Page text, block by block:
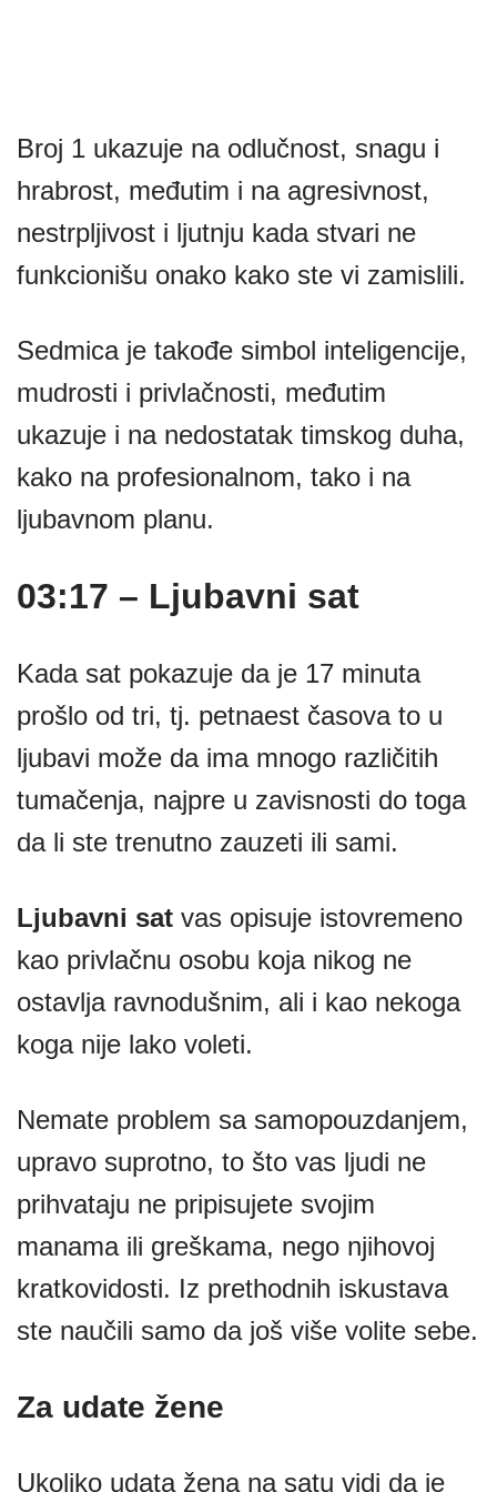
Broj 1 ukazuje na odlučnost, snagu i
hrabrost, međutim i na agresivnost,
nestrpljivost i ljutnju kada stvari ne
funkcionišu onako kako ste vi zamislili.
Sedmica je takođe simbol inteligencije,
mudrosti i privlačnosti, međutim
ukazuje i na nedostatak timskog duha,
kako na profesionalnom, tako i na
ljubavnom planu.
03:17 – Ljubavni sat
Kada sat pokazuje da je 17 minuta
prošlo od tri, tj. petnaest časova to u
ljubavi može da ima mnogo različitih
tumačenja, najpre u zavisnosti do toga
da li ste trenutno zauzeti ili sami.
Ljubavni sat vas opisuje istovremeno
kao privlačnu osobu koja nikog ne
ostavlja ravnodušnim, ali i kao nekoga
koga nije lako voleti.
Nemate problem sa samopouzdanjem,
upravo suprotno, to što vas ljudi ne
prihvataju ne pripisujete svojim
manama ili greškama, nego njihovoj
kratkovidosti. Iz prethodnih iskustava
ste naučili samo da još više volite sebe.
Za udate žene
Ukoliko udata žena na satu vidi da je